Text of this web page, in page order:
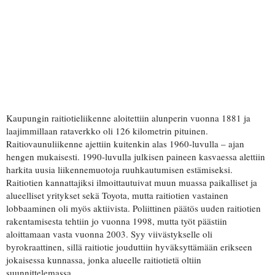
Kaupungin raitiotieliikenne aloitettiin alunperin vuonna 1881 ja
laajimmillaan rataverkko oli 126 kilometrin pituinen.
Raitiovaunuliikenne ajettiin kuitenkin alas 1960-luvulla – ajan
hengen mukaisesti. 1990-luvulla julkisen paineen kasvaessa alettiin
harkita uusia liikennemuotoja ruuhkautumisen estämiseksi.
Raitiotien kannattajiksi ilmoittautuivat muun muassa paikalliset ja
alueelliset yritykset sekä Toyota, mutta raitiotien vastainen
lobbaaminen oli myös aktiivista. Poliittinen päätös uuden raitiotien
rakentamisesta tehtiin jo vuonna 1998, mutta työt päästiin
aloittamaan vasta vuonna 2003. Syy viivästykselle oli
byrokraattinen, sillä raitiotie jouduttiin hyväksyttämään erikseen
jokaisessa kunnassa, jonka alueelle raitiotietä oltiin